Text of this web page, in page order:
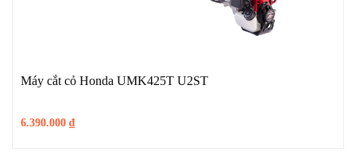
Máy cắt cỏ Honda UMK425T U2ST
6.390.000 ₫